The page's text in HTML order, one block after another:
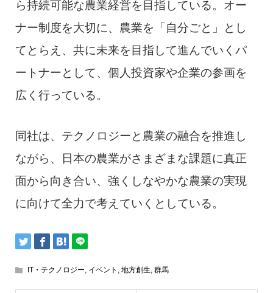
ら持続可能な農業経営を目指している。オー
ナー制度を大切に、農業を「自分ごと」とし
てとらえ、共に未来を目指して進んでいくパ
ートナーとして、個人投資家や企業の参画を
広く行っている。
同社は、テクノロジーと農業の融合を推進し
ながら、日本の農業がさまざまな課題に真正
面から向き合い、強くしなやかな農業の実現
に向けて全力で考えていくとしている。
IT・テクノロジー イベント 地方創生 群馬